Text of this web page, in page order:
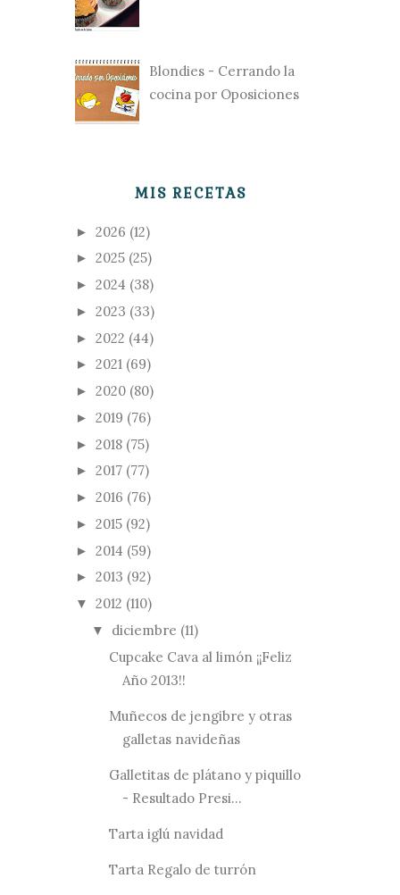
Blondies - Cerrando la
cocina por Oposiciones
MIS RECETAS
► 2026 (12)
► 2025 (25)
► 2024 (38)
► 2023 (33)
► 2022 (44)
► 2021 (69)
► 2020 (80)
► 2019 (76)
► 2018 (75)
► 2017 (77)
► 2016 (76)
► 2015 (92)
► 2014 (59)
► 2013 (92)
▼ 2012 (110)
▼ diciembre (11)
Cupcake Cava al limón ¡¡Feliz
Año 2013!!
Muñecos de jengibre y otras
galletas navideñas
Galletitas de plátano y piquillo
- Resultado Presi...
Tarta iglú navidad
Tarta Regalo de turrón